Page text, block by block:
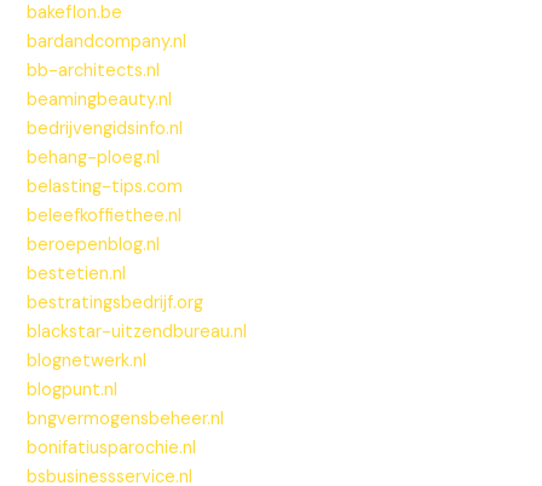
bakeflon.be
bardandcompany.nl
bb-architects.nl
beamingbeauty.nl
bedrijvengidsinfo.nl
behang-ploeg.nl
belasting-tips.com
beleefkoffiethee.nl
beroepenblog.nl
bestetien.nl
bestratingsbedrijf.org
blackstar-uitzendbureau.nl
blognetwerk.nl
blogpunt.nl
bngvermogensbeheer.nl
bonifatiusparochie.nl
bsbusinessservice.nl